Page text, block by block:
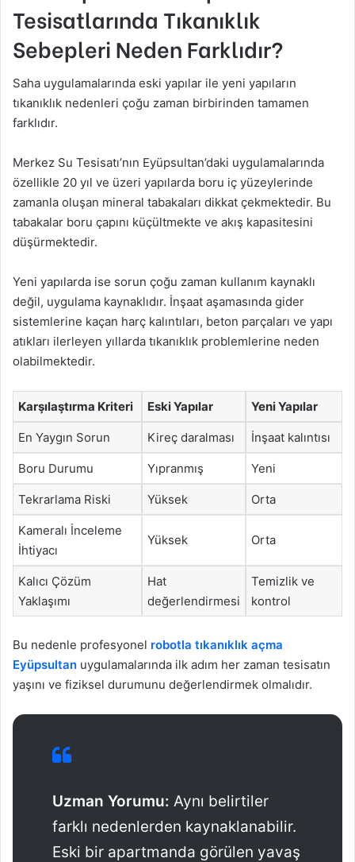
Tesisatlarında Tıkanıklık
Sebepleri Neden Farklıdır?
Saha uygulamalarında eski yapılar ile yeni yapıların
tıkanıklık nedenleri çoğu zaman birbirinden tamamen
farklıdır.
Merkez Su Tesisatı’nın Eyüpsultan’daki uygulamalarında
özellikle 20 yıl ve üzeri yapılarda boru iç yüzeylerinde
zamanla oluşan mineral tabakaları dikkat çekmektedir. Bu
tabakalar boru çapını küçültmekte ve akış kapasitesini
düşürmektedir.
Yeni yapılarda ise sorun çoğu zaman kullanım kaynaklı
değil, uygulama kaynaklıdır. İnşaat aşamasında gider
sistemlerine kaçan harç kalıntıları, beton parçaları ve yapı
atıkları ilerleyen yıllarda tıkanıklık problemlerine neden
olabilmektedir.
Karşılaştırma Kriteri Eski Yapılar Yeni Yapılar
En Yaygın Sorun Kireç daralması İnşaat kalıntısı
Boru Durumu Yıpranmış Yeni
Tekrarlama Riski Yüksek Orta
Kameralı İnceleme
İhtiyacı
Yüksek Orta
Kalıcı Çözüm
Yaklaşımı
Hat
değerlendirmesi
Temizlik ve
kontrol
Bu nedenle profesyonel robotla tıkanıklık açma
Eyüpsultan uygulamalarında ilk adım her zaman tesisatın
yaşını ve fiziksel durumunu değerlendirmek olmalıdır.
Uzman Yorumu: Aynı belirtiler
farklı nedenlerden kaynaklanabilir.
Eski bir apartmanda görülen yavaş